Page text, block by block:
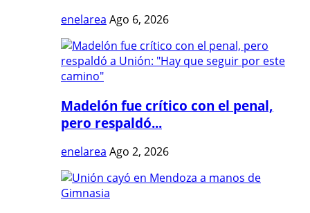
enelarea Ago 6, 2026
Madelón fue crítico con el penal,
pero respaldó...
enelarea Ago 2, 2026